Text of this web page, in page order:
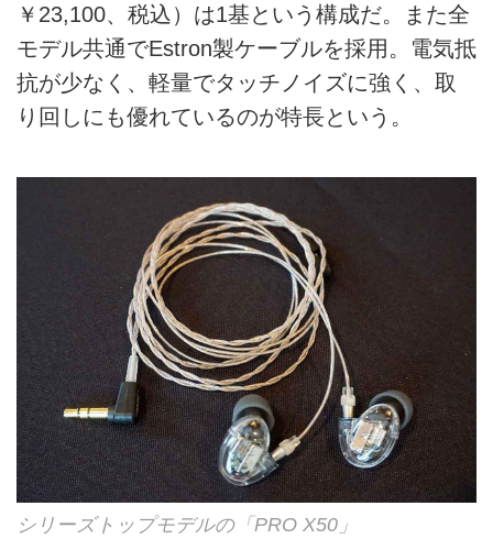
￥23,100、税込）は1基という構成だ。また全
モデル共通でEstron製ケーブルを採用。電気抵
抗が少なく、軽量でタッチノイズに強く、取
り回しにも優れているのが特長という。
シリーズトップモデルの「PRO X50」